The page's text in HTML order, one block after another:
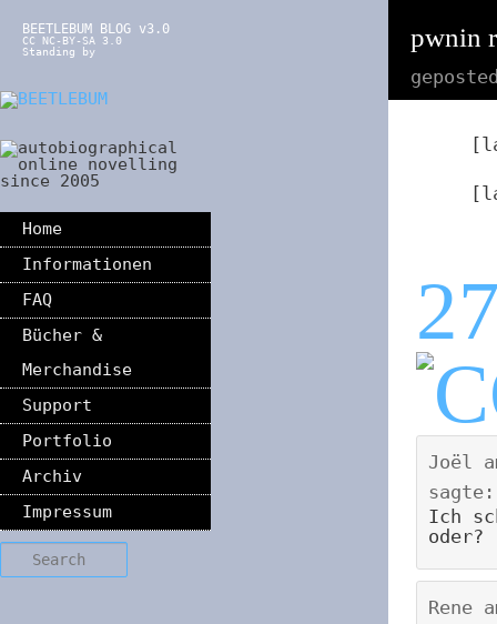
BEETLEBUM BLOG v3.0
CC NC-BY-SA 3.0
Standing by
Home
Informationen
FAQ
Bücher &
Merchandise
Support
Portfolio
Archiv
Impressum
Search
pwnin
Joël
sagte:
Ich
oder?
Rene